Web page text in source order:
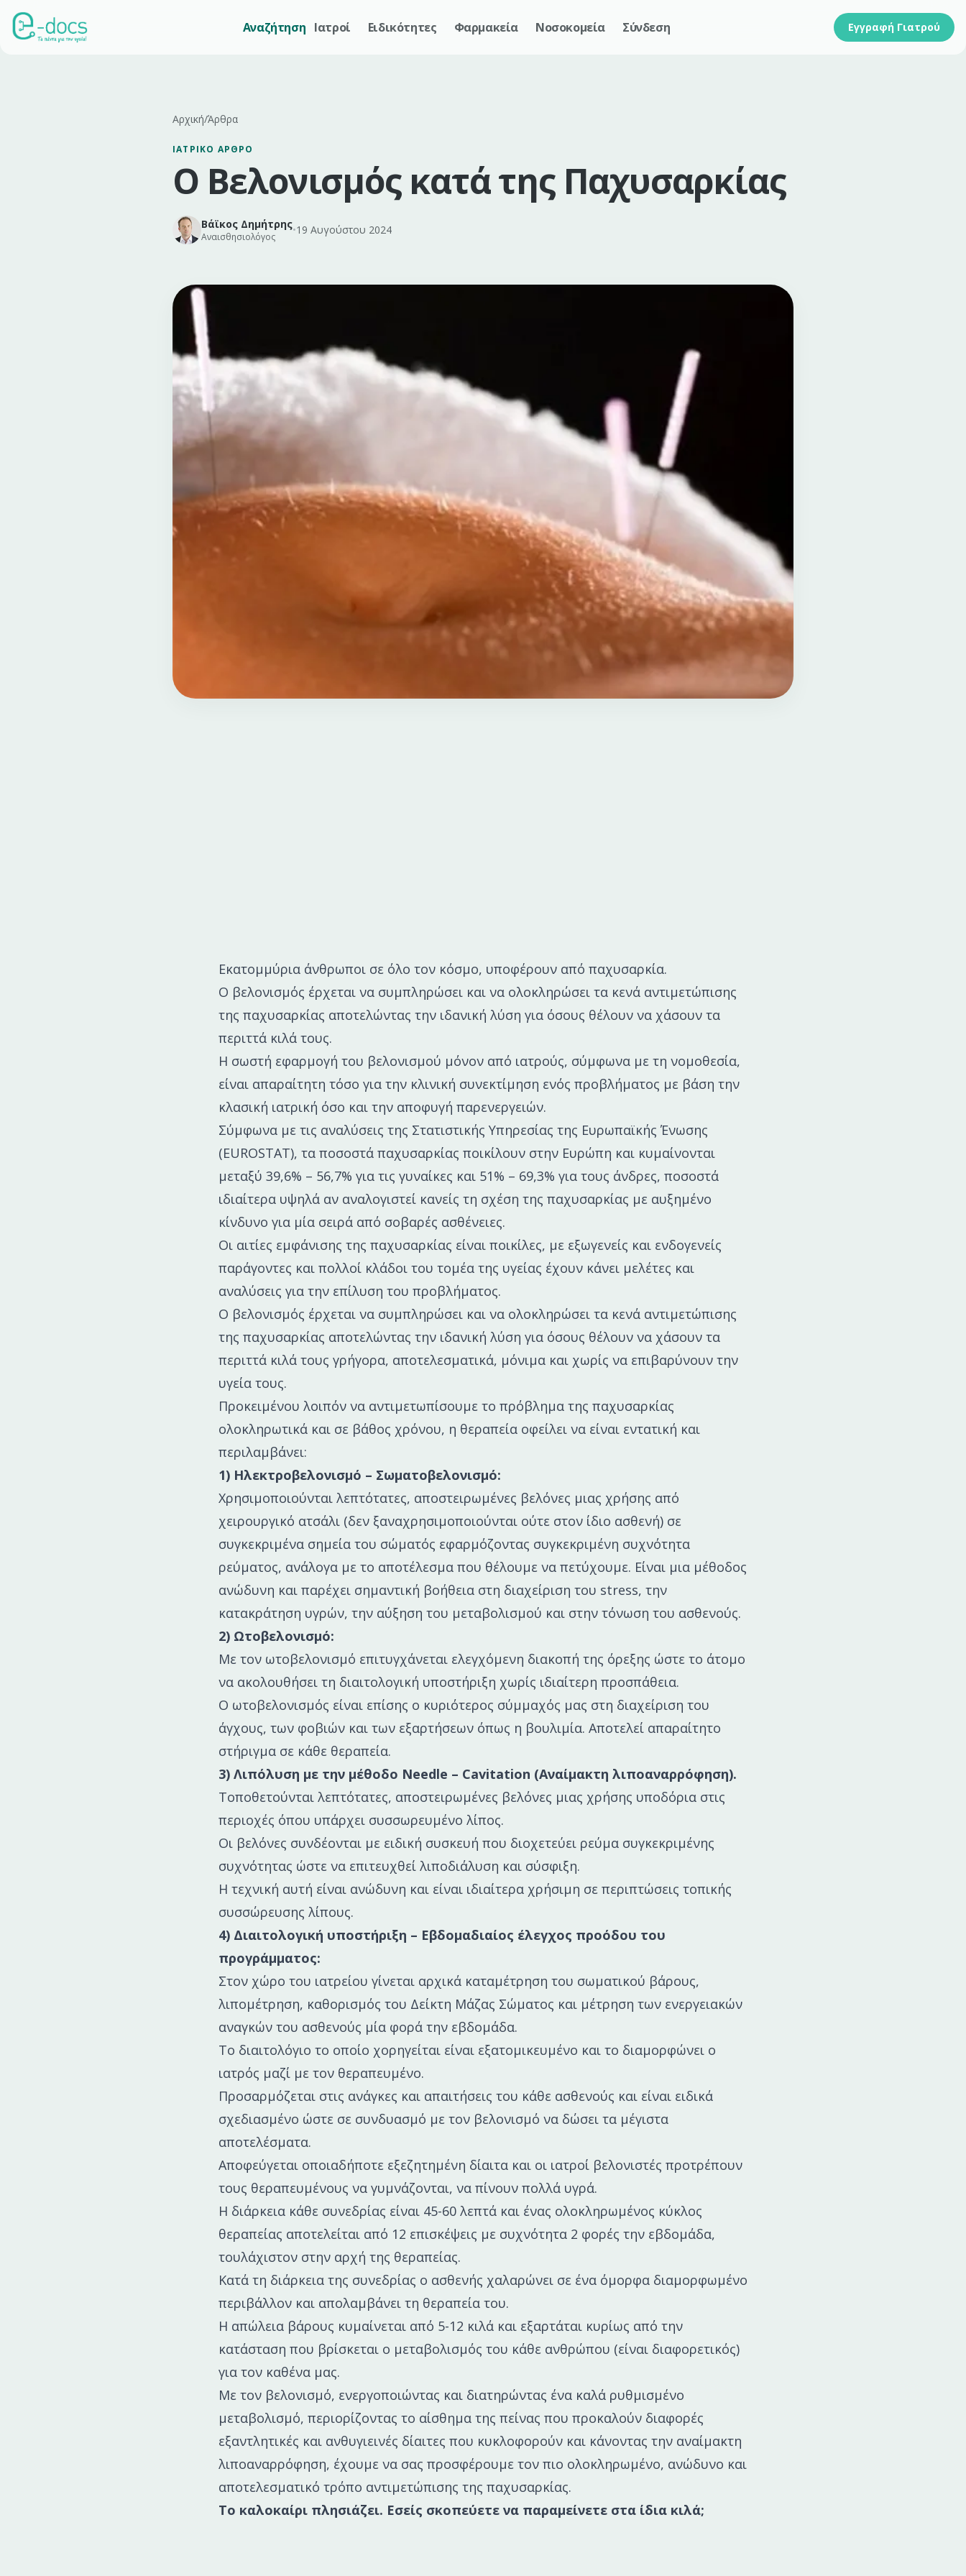
Αναζήτηση Ιατροί Ειδικότητες Φαρμακεία Νοσοκομεία Σύνδεση Εγγραφή Γιατρού
Αρχική/Άρθρα
ΙΑΤΡΙΚΌ ΆΡΘΡΟ
Ο Βελονισμός κατά της Παχυσαρκίας
Βάϊκος Δημήτρης
Αναισθησιολόγος
•19 Αυγούστου 2024
Εκατομμύρια άνθρωποι σε όλο τον κόσμο, υποφέρουν από παχυσαρκία.
Ο βελονισμός έρχεται να συμπληρώσει και να ολοκληρώσει τα κενά αντιμετώπισης
της παχυσαρκίας αποτελώντας την ιδανική λύση για όσους θέλουν να χάσουν τα
περιττά κιλά τους.
Η σωστή εφαρμογή του βελονισμού μόνον από ιατρούς, σύμφωνα με τη νομοθεσία,
είναι απαραίτητη τόσο για την κλινική συνεκτίμηση ενός προβλήματος με βάση την
κλασική ιατρική όσο και την αποφυγή παρενεργειών.
Σύμφωνα με τις αναλύσεις της Στατιστικής Υπηρεσίας της Ευρωπαϊκής Ένωσης
(EUROSTAT), τα ποσοστά παχυσαρκίας ποικίλουν στην Ευρώπη και κυμαίνονται
μεταξύ 39,6% – 56,7% για τις γυναίκες και 51% – 69,3% για τους άνδρες, ποσοστά
ιδιαίτερα υψηλά αν αναλογιστεί κανείς τη σχέση της παχυσαρκίας με αυξημένο
κίνδυνο για μία σειρά από σοβαρές ασθένειες.
Οι αιτίες εμφάνισης της παχυσαρκίας είναι ποικίλες, με εξωγενείς και ενδογενείς
παράγοντες και πολλοί κλάδοι του τομέα της υγείας έχουν κάνει μελέτες και
αναλύσεις για την επίλυση του προβλήματος.
Ο βελονισμός έρχεται να συμπληρώσει και να ολοκληρώσει τα κενά αντιμετώπισης
της παχυσαρκίας αποτελώντας την ιδανική λύση για όσους θέλουν να χάσουν τα
περιττά κιλά τους γρήγορα, αποτελεσματικά, μόνιμα και χωρίς να επιβαρύνουν την
υγεία τους.
Προκειμένου λοιπόν να αντιμετωπίσουμε το πρόβλημα της παχυσαρκίας
ολοκληρωτικά και σε βάθος χρόνου, η θεραπεία οφείλει να είναι εντατική και
περιλαμβάνει:
1) Ηλεκτροβελονισμό – Σωματοβελονισμό:
Χρησιμοποιούνται λεπτότατες, αποστειρωμένες βελόνες μιας χρήσης από
χειρουργικό ατσάλι (δεν ξαναχρησιμοποιούνται ούτε στον ίδιο ασθενή) σε
συγκεκριμένα σημεία του σώματός εφαρμόζοντας συγκεκριμένη συχνότητα
ρεύματος, ανάλογα με το αποτέλεσμα που θέλουμε να πετύχουμε. Είναι μια μέθοδος
ανώδυνη και παρέχει σημαντική βοήθεια στη διαχείριση του stress, την
κατακράτηση υγρών, την αύξηση του μεταβολισμού και στην τόνωση του ασθενούς.
2) Ωτοβελονισμό:
Με τον ωτοβελονισμό επιτυγχάνεται ελεγχόμενη διακοπή της όρεξης ώστε το άτομο
να ακολουθήσει τη διαιτολογική υποστήριξη χωρίς ιδιαίτερη προσπάθεια.
Ο ωτοβελονισμός είναι επίσης ο κυριότερος σύμμαχός μας στη διαχείριση του
άγχους, των φοβιών και των εξαρτήσεων όπως η βουλιμία. Αποτελεί απαραίτητο
στήριγμα σε κάθε θεραπεία.
3) Λιπόλυση με την μέθοδο Needle – Cavitation (Αναίμακτη λιποαναρρόφηση).
Τοποθετούνται λεπτότατες, αποστειρωμένες βελόνες μιας χρήσης υποδόρια στις
περιοχές όπου υπάρχει συσσωρευμένο λίπος.
Οι βελόνες συνδέονται με ειδική συσκευή που διοχετεύει ρεύμα συγκεκριμένης
συχνότητας ώστε να επιτευχθεί λιποδιάλυση και σύσφιξη.
Η τεχνική αυτή είναι ανώδυνη και είναι ιδιαίτερα χρήσιμη σε περιπτώσεις τοπικής
συσσώρευσης λίπους.
4) Διαιτολογική υποστήριξη – Εβδομαδιαίος έλεγχος προόδου του
προγράμματος:
Στον χώρο του ιατρείου γίνεται αρχικά καταμέτρηση του σωματικού βάρους,
λιπομέτρηση, καθορισμός του Δείκτη Μάζας Σώματος και μέτρηση των ενεργειακών
αναγκών του ασθενούς μία φορά την εβδομάδα.
Το διαιτολόγιο το οποίο χορηγείται είναι εξατομικευμένο και το διαμορφώνει ο
ιατρός μαζί με τον θεραπευμένο.
Προσαρμόζεται στις ανάγκες και απαιτήσεις του κάθε ασθενούς και είναι ειδικά
σχεδιασμένο ώστε σε συνδυασμό με τον βελονισμό να δώσει τα μέγιστα
αποτελέσματα.
Αποφεύγεται οποιαδήποτε εξεζητημένη δίαιτα και οι ιατροί βελονιστές προτρέπουν
τους θεραπευμένους να γυμνάζονται, να πίνουν πολλά υγρά.
Η διάρκεια κάθε συνεδρίας είναι 45-60 λεπτά και ένας ολοκληρωμένος κύκλος
θεραπείας αποτελείται από 12 επισκέψεις με συχνότητα 2 φορές την εβδομάδα,
τουλάχιστον στην αρχή της θεραπείας.
Κατά τη διάρκεια της συνεδρίας ο ασθενής χαλαρώνει σε ένα όμορφα διαμορφωμένο
περιβάλλον και απολαμβάνει τη θεραπεία του.
Η απώλεια βάρους κυμαίνεται από 5-12 κιλά και εξαρτάται κυρίως από την
κατάσταση που βρίσκεται ο μεταβολισμός του κάθε ανθρώπου (είναι διαφορετικός)
για τον καθένα μας.
Με τον βελονισμό, ενεργοποιώντας και διατηρώντας ένα καλά ρυθμισμένο
μεταβολισμό, περιορίζοντας το αίσθημα της πείνας που προκαλούν διαφορές
εξαντλητικές και ανθυγιεινές δίαιτες που κυκλοφορούν και κάνοντας την αναίμακτη
λιποαναρρόφηση, έχουμε να σας προσφέρουμε τον πιο ολοκληρωμένο, ανώδυνο και
αποτελεσματικό τρόπο αντιμετώπισης της παχυσαρκίας.
Το καλοκαίρι πλησιάζει. Εσείς σκοπεύετε να παραμείνετε στα ίδια κιλά;